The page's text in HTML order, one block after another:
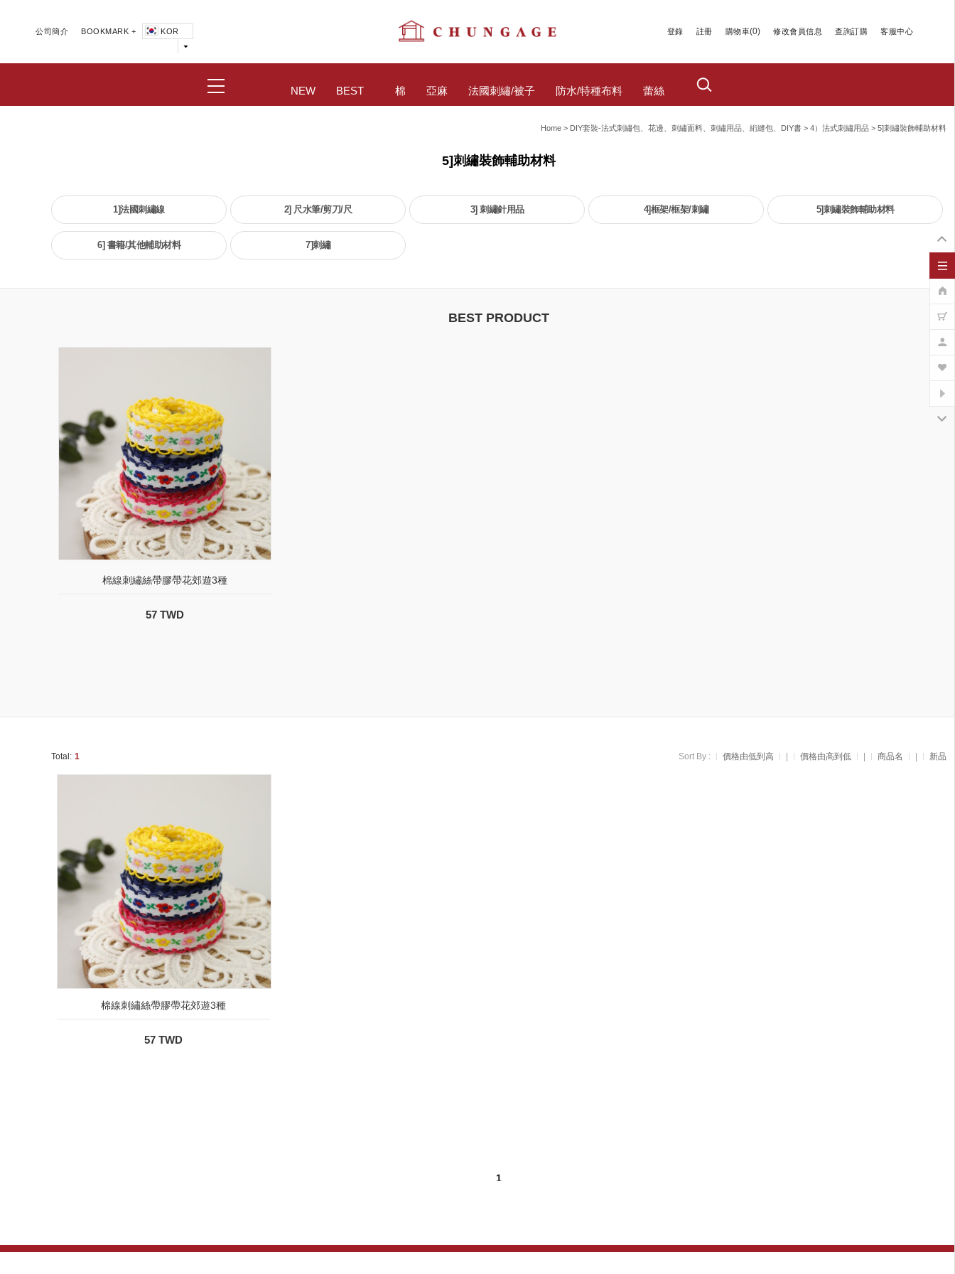
公司簡介 BOOKMARK + KOR 登錄 註冊 購物車(0) 修改會員信息 查詢訂購 客服中心
NEW BEST 棉 亞麻 法國刺繡/被子 防水/特種布料 蕾絲
Home > DIY套裝-法式刺繡包、花邊、刺繡面料、刺繡用品、絎縫包、DIY書 > 4）法式刺繡用品 > 5]刺繡裝飾輔助材料
5]刺繡裝飾輔助材料
1]法國刺繡線 2] 尺水筆/剪刀/尺 3] 刺繡針用品 4]框架/框架/刺繡 5]刺繡裝飾輔助材料
6] 書籍/其他輔助材料 7]刺繡
BEST PRODUCT
棉線刺繡絲帶膠帶花郊遊3種
57 TWD
Total: 1 Sort By : 價格由低到高 價格由高到低 商品名 新品
棉線刺繡絲帶膠帶花郊遊3種
57 TWD
1